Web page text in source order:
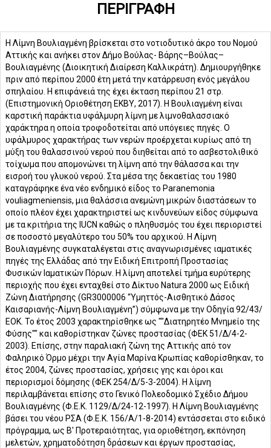
ΠΕΡΙΓΡΑΦΉ
Η Λίμνη Βουλιαγμένη βρίσκεται στο νοτιοδυτικό άκρο του Νομού
Αττικής και ανήκει στον Δήμο Βούλας- Βάρης–Βούλας–
Βουλιαγμένης (Διοικητική Διαίρεση Καλλικράτη). Δημιουργήθηκε
πριν από περίπου 2000 έτη μετά την κατάρρευση ενός μεγάλου
σπηλαίου. Η επιφάνειά της έχει έκταση περίπου 21 στρ.
(Επιστημονική Οριοθέτηση ΕΚΒΥ, 2017). Η Βουλιαγμένη είναι
καρστική παράκτια υφάλμυρη λίμνη με λιμνοθαλασσιακό
χαράκτηρα η οποία τροφοδοτείται από υπόγειες πηγές. Ο
υφάλμυρος χαρακτήρας των νερών προέρχεται κυρίως από τη
μύξη του θαλασσινού νερού που διηθείται από το ασβεστολιθικό
τοίχωμα που απομονώνει τη λίμνη από την θάλασσα και την
εισροή του γλυκού νερού. Στα μέσα της δεκαετίας του 1980
καταγράφηκε ένα νέο ενδημικό είδος το Paranemonia
vouliagmeniensis, μια θαλάσσια ανεμώνη μικρών διαστάσεων το
οποίο πλέον έχει χαρακτηριστεί ως κινδυνεύων είδος σύμφωνα
με τα κριτήρια της IUCN καθώς ο πληθυσμός του έχει περιοριστεί
σε ποσοστό μεγαλύτερο του 50% του αρχικού. Η Λίμνη
Βουλιαγμένης συγκαταλέγεται στις αναγνωρισμένες ιαματικές
πηγές της Ελλάδας από την Ειδική Επιτροπή Προστασίας
Φυσικών Ιαματικών Πόρων. Η λίμνη αποτελεί τμήμα ευρύτερης
περιοχής που έχει ενταχθεί στο Δίκτυο Natura 2000 ως Ειδική
Ζώνη Διατήρησης (GR3000006 “Υμηττός-Αισθητικό Δάσος
Καισαριανής-Λίμνη Βουλιαγμένη”) σύμφωνα με την Οδηγία 92/43/
ΕΟΚ. Το έτος 2003 χαρακτηρίσθηκε ως ""Διατηρητέο Μνημείο της
Φύσης"" και καθορίστηκαν ζώνες προστασίας (ΦΕΚ 51/Δ/4-2-
2003). Επίσης, στην παραλιακή ζώνη της Αττικής από τον
Φαληρικό Όρμο μέχρι την Αγία Μαρίνα Κρωπίας καθορίσθηκαν, το
έτος 2004, ζώνες προστασίας, χρήσεις γης και όροι και
περιορισμοί δόμησης (ΦΕΚ 254/Δ/5-3-2004). Η λίμνη
περιλαμβάνεται επίσης στο Γενικό Πολεοδομικό Σχέδιο Δήμου
Βουλιαγμένης (Φ.Ε.Κ. 1129/Δ/24-12-1997). Η Λίμνη Βουλιαγμένης
βάσει του νέου ΡΣΑ (Φ.Ε.Κ. 156/Α/1-8-2014) εντάσσεται στο ειδικό
πρόγραμμα, ως Β' Προτεραιότητας, για οριοθέτηση, εκπόνηση
μελετών, χρηματοδότηση δράσεων και έργων προστασίας,